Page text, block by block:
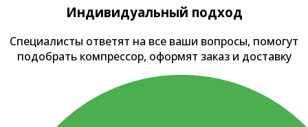
Индивидуальный подход
Специалисты ответят на все ваши вопросы, помогут
подобрать компрессор, оформят заказ и доставку